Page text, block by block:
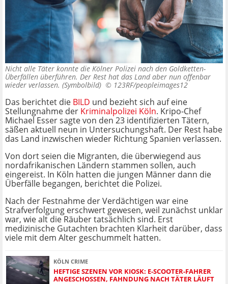
Nicht alle Täter konnte die Kölner Polizei nach den Goldketten-
Überfällen überführen. Der Rest hat das Land aber nun offenbar
wieder verlassen. (Symbolbild) © 123RF/peopleimages12
Das berichtet die BILD und bezieht sich auf eine
Stellungnahme der Kriminalpolizei Köln. Kripo-Chef
Michael Esser sagte von den 23 identifizierten Tätern,
säßen aktuell neun in Untersuchungshaft. Der Rest habe
das Land inzwischen wieder Richtung Spanien verlassen.
Von dort seien die Migranten, die überwiegend aus
nordafrikanischen Ländern stammen sollen, auch
eingereist. In Köln hatten die jungen Männer dann die
Überfälle begangen, berichtet die Polizei.
Nach der Festnahme der Verdächtigen war eine
Strafverfolgung erschwert gewesen, weil zunächst unklar
war, wie alt die Räuber tatsächlich sind. Erst
medizinische Gutachten brachten Klarheit darüber, dass
viele mit dem Alter geschummelt hatten.
KÖLN CRIME
HEFTIGE SZENEN VOR KIOSK: E-SCOOTER-FAHRER
ANGESCHOSSEN, FAHNDUNG NACH TÄTER LÄUFT